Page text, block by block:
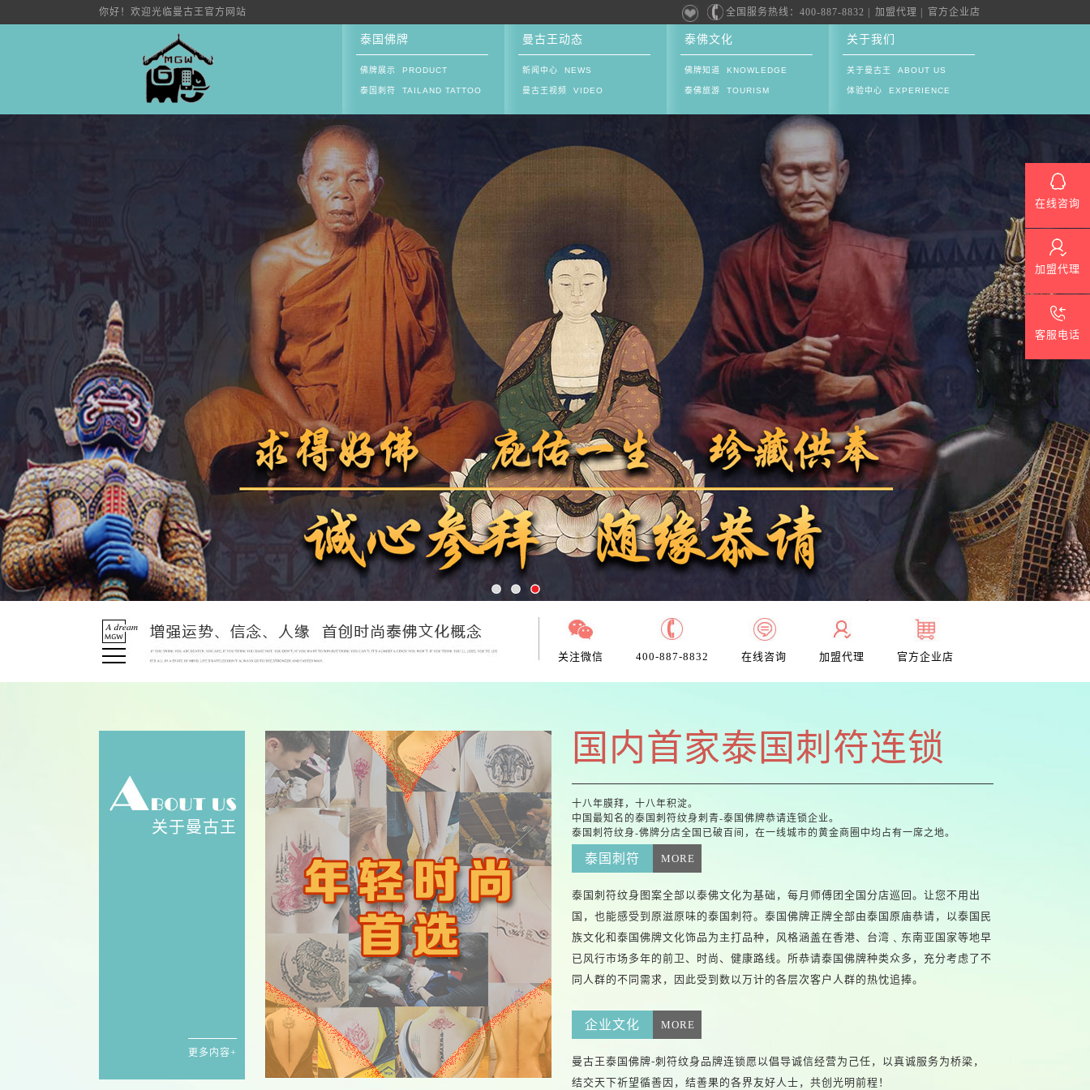
你好！欢迎光临曼古王官方网站 全国服务热线：400-887-8832 | 加盟代理 | 官方企业店
泰国佛牌
佛牌展示 PRODUCT
泰国刺符 TAILAND TATTOO
曼古王动态
新闻中心 NEWS
曼古王视频 VIDEO
泰佛文化
佛牌知道 KNOWLEDGE
泰佛旅游 TOURISM
关于我们
关于曼古王 ABOUT US
体验中心 EXPERIENCE
关注微信 400-887-8832 在线咨询 加盟代理 官方企业店
关于曼古王
更多内容+
国内首家泰国刺符连锁
十八年膜拜，十八年积淀。
中国最知名的泰国刺符纹身刺青-泰国佛牌恭请连锁企业。
泰国刺符纹身-佛牌分店全国已破百间，在一线城市的黄金商圈中均占有一席之地。
泰国刺符 MORE
泰国刺符纹身图案全部以泰佛文化为基础，每月师傅团全国分店巡回。让您不用出
国，也能感受到原滋原味的泰国刺符。泰国佛牌正牌全部由泰国原庙恭请，以泰国民
族文化和泰国佛牌文化饰品为主打品种，风格涵盖在香港、台湾﹑东南亚国家等地早
已风行市场多年的前卫、时尚、健康路线。所恭请泰国佛牌种类众多，充分考虑了不
同人群的不同需求，因此受到数以万计的各层次客户人群的热忱追捧。
企业文化 MORE
曼古王泰国佛牌-刺符纹身品牌连锁愿以倡导诚信经营为己任，以真诚服务为桥梁，
结交天下祈望循善因，结善果的各界友好人士，共创光明前程！
在线咨询
加盟代理
客服电话